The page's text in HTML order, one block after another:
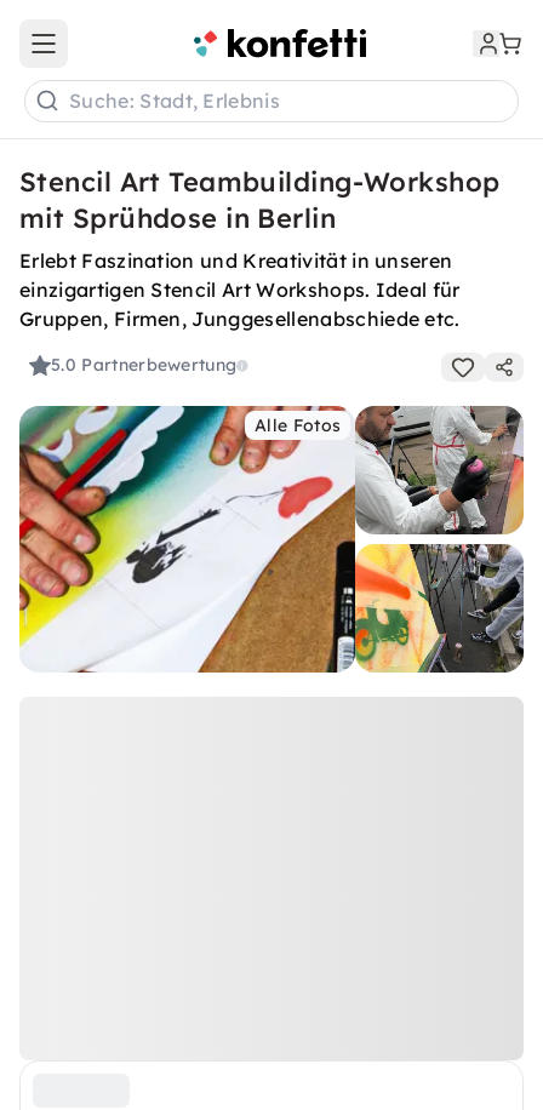
Open main menu
Suche: Stadt, Erlebnis
Stencil Art Teambuilding-Workshop
mit Sprühdose in Berlin
Erlebt Faszination und Kreativität in unseren
einzigartigen Stencil Art Workshops. Ideal für
Gruppen, Firmen, Junggesellenabschiede etc.
5.0 Partnerbewertung
Alle Fotos